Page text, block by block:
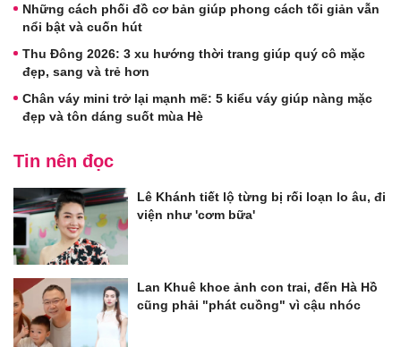
Những cách phối đồ cơ bản giúp phong cách tối giản vẫn
nổi bật và cuốn hút
Thu Đông 2026: 3 xu hướng thời trang giúp quý cô mặc
đẹp, sang và trẻ hơn
Chân váy mini trở lại mạnh mẽ: 5 kiểu váy giúp nàng mặc
đẹp và tôn dáng suốt mùa Hè
Tin nên đọc
Lê Khánh tiết lộ từng bị rối loạn lo âu, đi
viện như 'cơm bữa'
Lan Khuê khoe ảnh con trai, đến Hà Hồ
cũng phải "phát cuồng" vì cậu nhóc